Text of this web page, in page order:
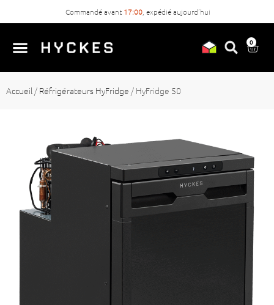
Commandé avant 17:00, expédié aujourd’hui
0
Accueil / Réfrigérateurs HyFridge / HyFridge 50